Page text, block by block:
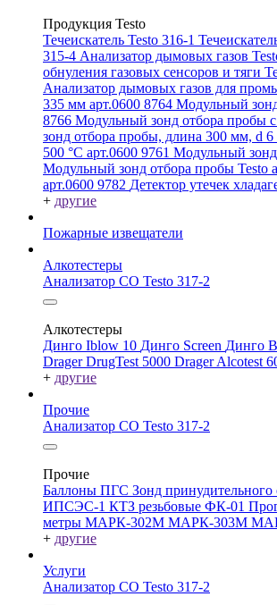
Продукция Testo
Течеискатель Testo 316-1
315-4 Анализатор дымовых газов
обнуления газовых сенсоров и тяги
Анализатор дымовых газов для
335 мм арт.0600 8764 Модульный
8766 Модульный зонд отбора пробы
зонд отбора пробы, длина 300 мм, d 6
500 °C арт.0600 9761 Модульный
Модульный зонд отбора пробы Testo
арт.0600 9782 Детектор утечек
+ другие
Пожарные извещатели
Алкотестеры
Анализатор CO Testo 317-2
Алкотестеры
Динго Iblow 10 Динго Screen Динго
Drager DrugTest 5000 Drager Alcotest
+ другие
Прочие
Анализатор CO Testo 317-2
Прочие
Баллоны ПГС Зонд принудительного
ИПСЭС-1 КТЗ резьбовые ФК-01
метры МАРК-302М МАРК-303М
+ другие
Услуги
Анализатор CO Testo 317-2